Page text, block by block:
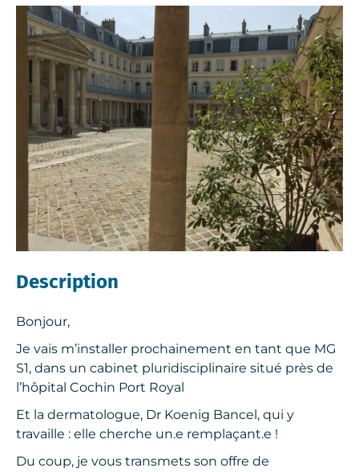
Description
Bonjour,
Je vais m’installer prochainement en tant que MG
S1, dans un cabinet pluridisciplinaire situé près de
l’hôpital Cochin Port Royal
Et la dermatologue, Dr Koenig Bancel, qui y
travaille : elle cherche un.e remplaçant.e !
Du coup, je vous transmets son offre de